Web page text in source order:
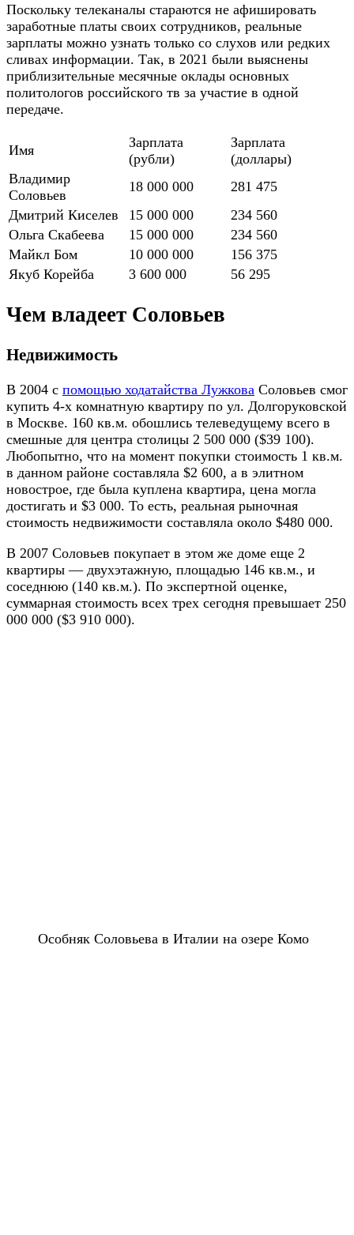
Поскольку телеканалы стараются не афишировать
заработные платы своих сотрудников, реальные
зарплаты можно узнать только со слухов или редких
сливах информации. Так, в 2021 были выяснены
приблизительные месячные оклады основных
политологов российского тв за участие в одной
передаче.
Имя
Зарплата
(рубли)
Зарплата
(доллары)
Владимир
Соловьев
18 000 000
281 475
Дмитрий Киселев
15 000 000
234 560
Ольга Скабеева
15 000 000
234 560
Майкл Бом
10 000 000
156 375
Якуб Корейба
3 600 000 56 295
Чем владеет Соловьев
Недвижимость
В 2004 с помощью ходатайства Лужкова Соловьев смог
купить 4-х комнатную квартиру по ул. Долгоруковской
в Москве. 160 кв.м. обошлись телеведущему всего в
смешные для центра столицы 2 500 000 ($39 100).
Любопытно, что на момент покупки стоимость 1 кв.м.
в данном районе составляла $2 600, а в элитном
новострое, где была куплена квартира, цена могла
достигать и $3 000. То есть, реальная рыночная
стоимость недвижимости составляла около $480 000.
В 2007 Соловьев покупает в этом же доме еще 2
квартиры — двухэтажную, площадью 146 кв.м., и
соседнюю (140 кв.м.). По экспертной оценке,
суммарная стоимость всех трех сегодня превышает 250
000 000 ($3 910 000).
Особняк Соловьева в Италии на озере Комо